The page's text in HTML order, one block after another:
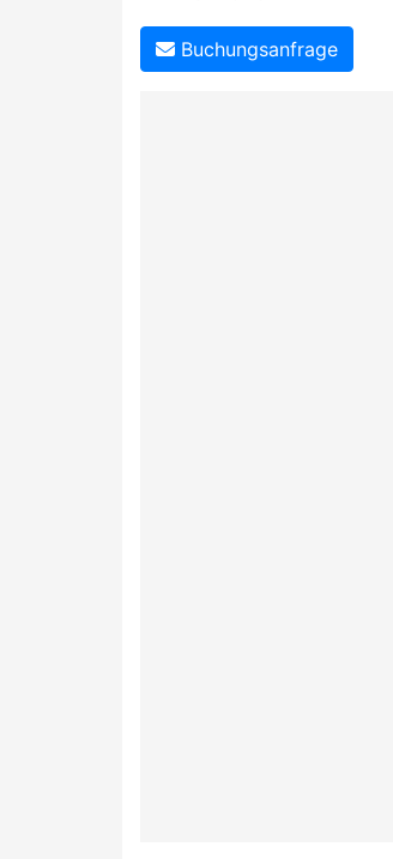
Buchungsanfrage